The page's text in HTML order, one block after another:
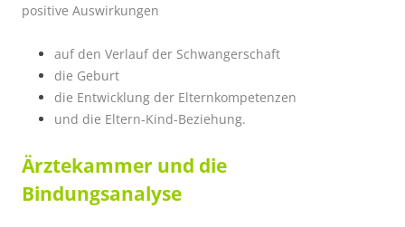
positive Auswirkungen
auf den Verlauf der Schwangerschaft
die Geburt
die Entwicklung der Elternkompetenzen
und die Eltern-Kind-Beziehung.
Ärztekammer und die
Bindungsanalyse